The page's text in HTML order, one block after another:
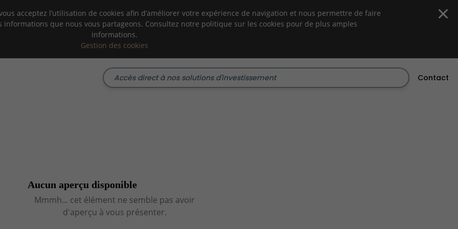
acceptez l’utilisation de cookies afin d’améliorer votre expérience de navigation et nous permettre de faire
que nous vous partageons. Consultez notre politique sur les cookies pour de plus amples
informations.
Gestion des cookies
Contact
Aucun aperçu disponible
Mmmh... cet élément ne semble pas avoir
d'aperçu à vous présenter.